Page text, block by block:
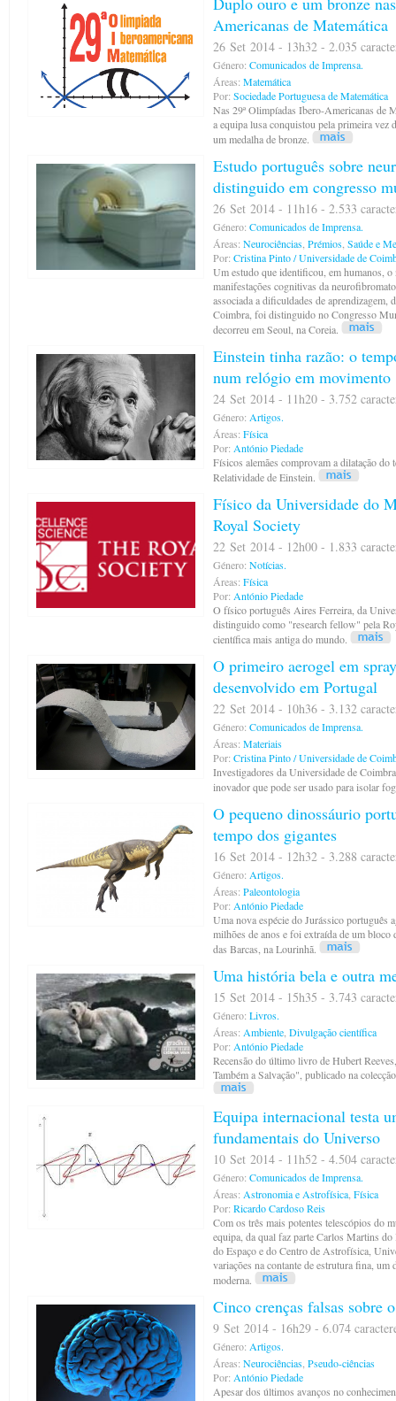
Americanas de Matemática
26 Set 2014 - 13h32 - 2.035
Género: Comunicados de Imprensa.
Áreas: Matemática
Por: Sociedade Portuguesa de Matemática
Nas 29ª Olimpíadas Ibero-Americanas de
a equipa lusa conquistou pela primeira vez
um medalha de bronze.
Estudo português sobre
distinguido em congresso
26 Set 2014 - 11h16 - 2.533
Género: Comunicados de Imprensa.
Áreas: Neurociências Prémios Saúde e
Por: Cristina Pinto / Universidade de
Um estudo que identificou, em humanos,
manifestações cognitivas da
associada a dificuldades de aprendizagem,
Coimbra, foi distinguido no Congresso
decorreu em Seoul, na Coreia.
Einstein tinha razão: o
num relógio em movimento
24 Set 2014 - 11h20 - 3.752
Género: Artigos.
Áreas: Física
Por: António Piedade
Físicos alemães comprovam a dilatação do
Relatividade de Einstein.
Físico da Universidade do
Royal Society
22 Set 2014 - 12h00 - 1.833
Género: Notícias.
Áreas: Física
Por: António Piedade
O físico português Aires Ferreira, da
distinguido como "research fellow" pela
científica mais antiga do mundo.
O primeiro aerogel em
desenvolvido em Portugal
22 Set 2014 - 10h36 - 3.132
Género: Comunicados de Imprensa.
Áreas: Materiais
Por: Cristina Pinto / Universidade de
Investigadores da Universidade de
inovador que pode ser usado para isolar
O pequeno dinossáurio
tempo dos gigantes
16 Set 2014 - 12h32 - 3.288
Género: Artigos.
Áreas: Paleontologia
Por: António Piedade
Uma nova espécie do Jurássico português
milhões de anos e foi extraída de um bloco
das Barcas, na Lourinhã.
Uma história bela e outra
15 Set 2014 - 15h35 - 3.743
Género: Livros.
Áreas: Ambiente Divulgação científica
Por: António Piedade
Recensão do último livro de Hubert
Também a Salvação", publicado na
Equipa internacional testa
fundamentais do Universo
10 Set 2014 - 11h52 - 4.504
Género: Comunicados de Imprensa.
Áreas: Astronomia e Astrofísica Física
Por: Ricardo Cardoso Reis
Com os três mais potentes telescópios do
equipa, da qual faz parte Carlos Martins
do Espaço e do Centro de Astrofísica,
variações na contante de estrutura fina,
moderna.
Cinco crenças falsas sobre
9 Set 2014 - 16h29 - 6.074
Género: Artigos.
Áreas: Neurociências Pseudo-ciências
Por: António Piedade
Apesar dos últimos avanços no